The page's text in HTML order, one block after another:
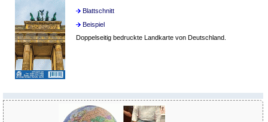
Blattschnitt
Beispiel
Doppelseitig bedruckte Landkarte von Deutschland.